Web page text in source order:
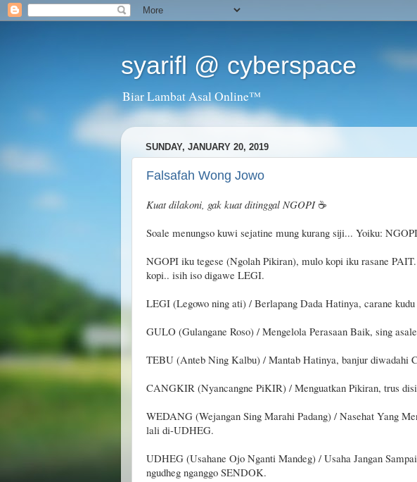
syarifl @ cyberspace
Biar Lambat Asal Online™
SUNDAY, JANUARY 20, 2019
Falsafah Wong Jowo
Kuat dilakoni, gak kuat ditinggal NGOPI☕
Soale menungso kuwi sejatine mung kurang siji... Yoiku: NGOPI
NGOPI iku tegese (Ngolah Pikiran), mulo kopi iku rasane
kopi.. isih iso digawe LEGI.
LEGI (Legowo ning ati) / Berlapang Dada Hatinya, carane
GULO (Gulangane Roso) / Mengelola Perasaan Baik, sing
TEBU (Anteb Ning Kalbu) / Mantab Hatinya, banjur diwadahi
CANGKIR (Nyancangne PiKIR) / Menguatkan Pikiran, trus
WEDANG (Wejangan Sing Marahi Padang) / Nasehat Yang
lali di-UDHEG.
UDHEG (Usahane Ojo Nganti Mandeg) / Usaha Jangan
ngudheg nganggo SENDOK.